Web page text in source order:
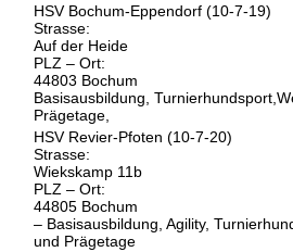
HSV Bochum-Eppendorf (10-7-19)
Strasse:
Auf der Heide
PLZ – Ort:
44803 Bochum
Basisausbildung,
Prägetage,
HSV Revier-Pfoten (10-7-20)
Strasse:
Wiekskamp 11b
PLZ – Ort:
44805 Bochum
– Basisausbildung, Agility,
und Prägetage